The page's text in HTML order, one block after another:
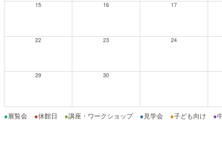
15 16 17
22 23 24
29 30
●展覧会 ●休館日 ●講座・ワークショップ ● 見学会 ●子ども向け ●